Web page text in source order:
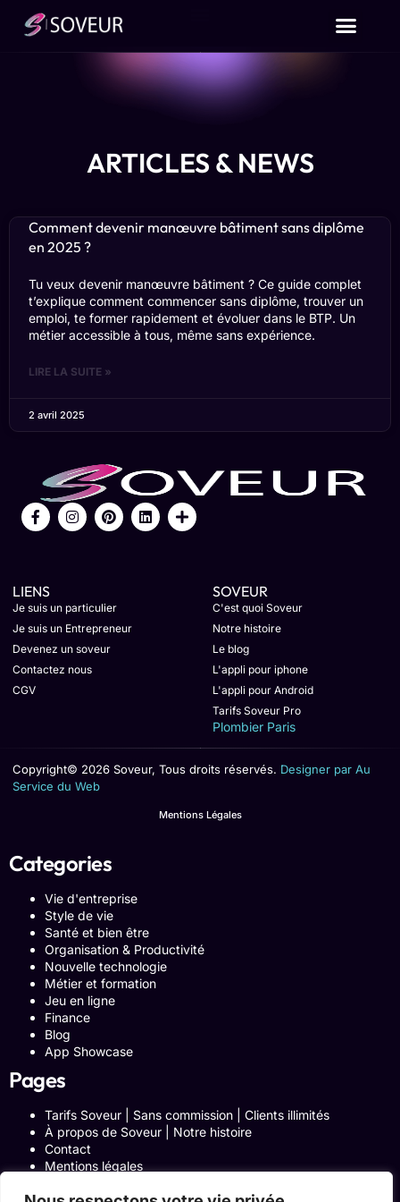
ARTICLES & NEWS
Comment devenir manœuvre bâtiment sans diplôme
en 2025 ?
Tu veux devenir manœuvre bâtiment ? Ce guide complet
t’explique comment commencer sans diplôme, trouver un
emploi, te former rapidement et évoluer dans le BTP. Un
métier accessible à tous, même sans expérience.
LIRE LA SUITE »
2 avril 2025
LIENS
Je suis un particulier
Je suis un Entrepreneur
Devenez un soveur
Contactez nous
CGV
SOVEUR
C'est quoi Soveur
Notre histoire
Le blog
L'appli pour iphone
L'appli pour Android
Tarifs Soveur Pro
Plombier Paris
Copyright© 2026 Soveur, Tous droits réservés. Designer par Au
Service du Web
Mentions Légales
Categories
Vie d'entreprise
Style de vie
Santé et bien être
Organisation & Productivité
Nouvelle technologie
Métier et formation
Jeu en ligne
Finance
Blog
App Showcase
Pages
Tarifs Soveur | Sans commission | Clients illimités
À propos de Soveur | Notre histoire
Contact
Mentions légales